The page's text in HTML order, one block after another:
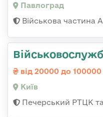
Павлоград
Військова частина
від 20000 до 100000
Київ
Печерський РТЦК